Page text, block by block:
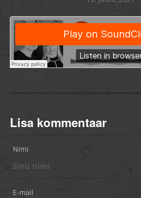
Lisa kommentaar
Nimi
E-mail